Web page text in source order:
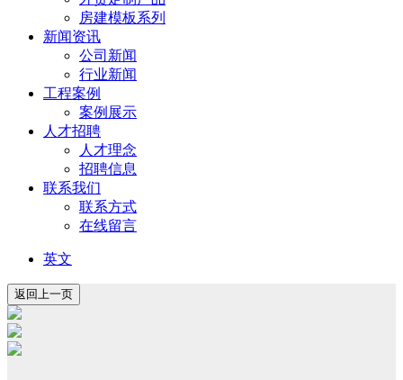
房建模板系列
新闻资讯
公司新闻
行业新闻
工程案例
案例展示
人才招聘
人才理念
招聘信息
联系我们
联系方式
在线留言
英文